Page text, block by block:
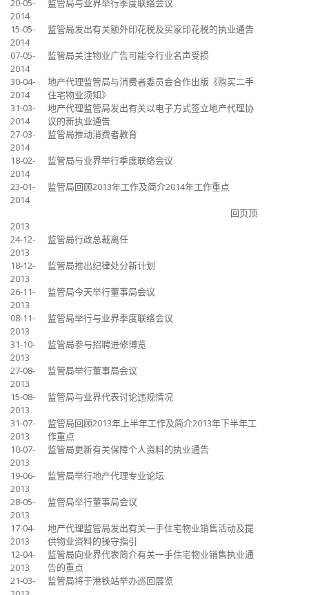
20-05-
2014
监管局与业界举行季度联络会议
15-05-
2014
监管局发出有关额外印花税及买家印花税的执业通告
07-05-
2014
监管局关注物业广告可能令行业名声受损
30-04-
2014
地产代理监管局与消费者委员会合作出版《购买二手
住宅物业须知》
31-03-
2014
地产代理监管局发出有关以电子方式签立地产代理协
议的新执业通告
27-03-
2014
监管局推动消费者教育
18-02-
2014
监管局与业界举行季度联络会议
23-01-
2014
监管局回顾2013年工作及简介2014年工作重点
回页顶
2013
24-12-
2013
监管局行政总裁离任
18-12-
2013
监管局推出纪律处分新计划
26-11-
2013
监管局今天举行董事局会议
08-11-
2013
监管局举行与业界季度联络会议
31-10-
2013
监管局参与招聘进修博览
27-08-
2013
监管局举行董事局会议
15-08-
2013
监管局与业界代表讨论违规情况
31-07-
2013
监管局回顾2013年上半年工作及简介2013年下半年工
作重点
10-07-
2013
监管局更新有关保障个人资料的执业通告
19-06-
2013
监管局举行地产代理专业论坛
28-05-
2013
监管局举行董事局会议
17-04-
2013
地产代理监管局发出有关一手住宅物业销售活动及提
供物业资料的操守指引
12-04-
2013
监管局向业界代表简介有关一手住宅物业销售执业通
告的重点
21-03-
监管局将于港铁站举办巡回展览